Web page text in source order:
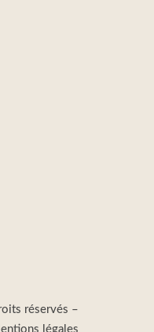
réservés –
légales